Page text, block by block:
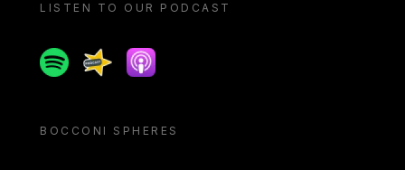
LISTEN TO OUR PODCAST
SpotifySpreakerApple podcast
BOCCONI SPHERES